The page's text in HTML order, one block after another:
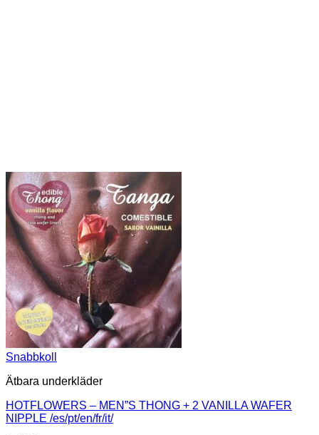
Snabbkoll
Ätbara underkläder
HOTFLOWERS – MEN”S THONG + 2 VANILLA WAFER
NIPPLE /es/pt/en/fr/it/